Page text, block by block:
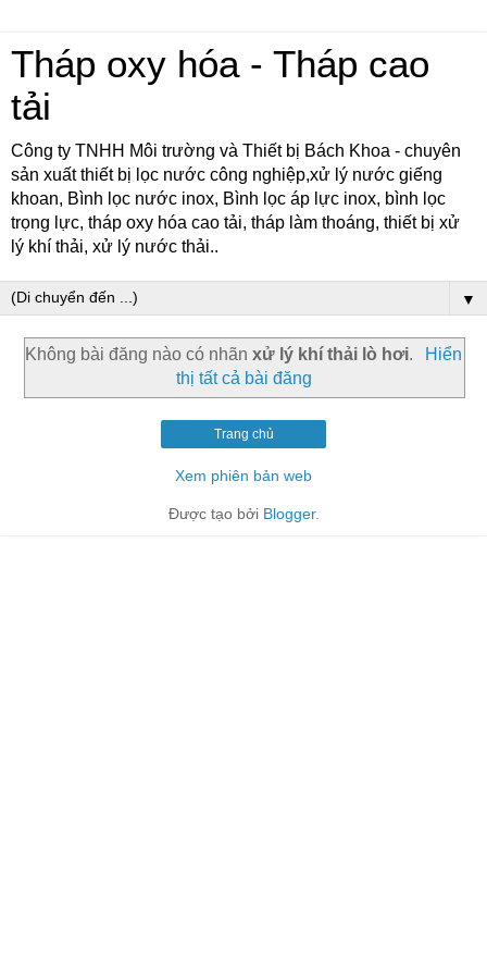
Tháp oxy hóa - Tháp cao
tải
Công ty TNHH Môi trường và Thiết bị Bách Khoa - chuyên
sản xuất thiết bị lọc nước công nghiệp,xử lý nước giếng
khoan, Bình lọc nước inox, Bình lọc áp lực inox, bình lọc
trọng lực, tháp oxy hóa cao tải, tháp làm thoáng, thiết bị xử
lý khí thải, xử lý nước thải..
▼
Không bài đăng nào có nhãnxử lý khí thải lò hơi.
Hiển
thị tất cả bài đăng
Trang chủ
Xem phiên bản web
Được tạo bởi Blogger.